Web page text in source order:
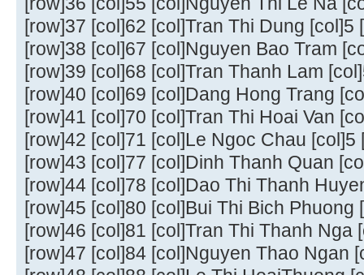
[row]37 [col]62 [col]Tran Thi Dung [col]5
[row]38 [col]67 [col]Nguyen Bao Tram
[row]39 [col]68 [col]Tran Thanh Lam
[row]40 [col]69 [col]Dang Hong Trang
[row]41 [col]70 [col]Tran Thi Hoai Van
[row]42 [col]71 [col]Le Ngoc Chau [col]5
[row]43 [col]77 [col]Dinh Thanh Quan
[row]44 [col]78 [col]Dao Thi Thanh
[row]45 [col]80 [col]Bui Thi Bich Phuong
[row]46 [col]81 [col]Tran Thi Thanh Nga
[row]47 [col]84 [col]Nguyen Thao Ngan